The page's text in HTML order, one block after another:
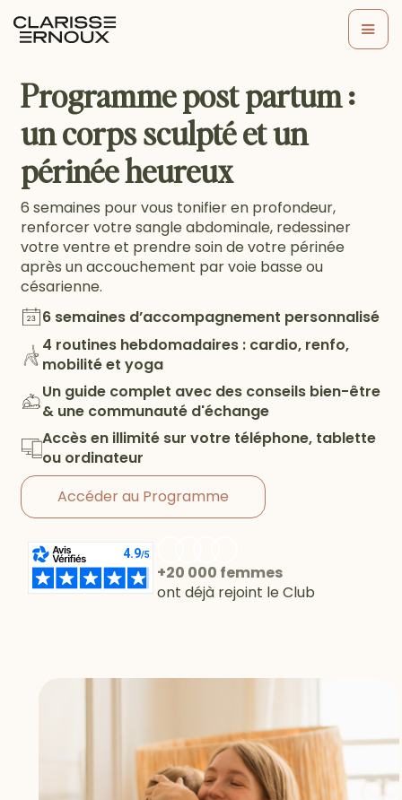
Programme post partum :
un corps sculpté et un
périnée heureux
6 semaines pour vous tonifier en profondeur,
renforcer votre sangle abdominale, redessiner
votre ventre et prendre soin de votre périnée
après un accouchement par voie basse ou
césarienne.
6 semaines d’accompagnement personnalisé
4 routines hebdomadaires : cardio, renfo,
mobilité et yoga
Un guide complet avec des conseils bien-être
& une communauté d'échange
Accès en illimité sur votre téléphone, tablette
ou ordinateur
Accéder au Programme
+20 000 femmes
ont déjà rejoint le Club